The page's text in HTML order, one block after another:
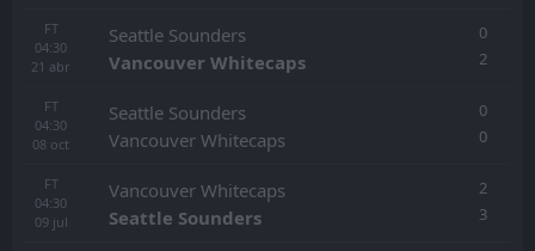
FT
04:30
21 abr
Seattle Sounders
Vancouver Whitecaps
0
2
FT
04:30
08 oct
Seattle Sounders
Vancouver Whitecaps
0
0
FT
04:30
09 jul
Vancouver Whitecaps
Seattle Sounders
2
3